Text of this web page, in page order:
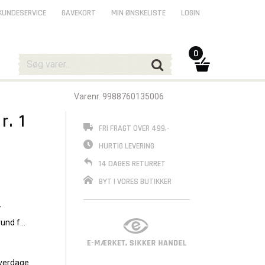
Varenr. 9988760135006
1
for
FRI FRAGT OVER 499,-
HURTIG LEVERING
14 DAGES RETURRET
BYT I VORES BUTIKKER
GAVEKORT MIN ØNSKELISTE LOGIN
0